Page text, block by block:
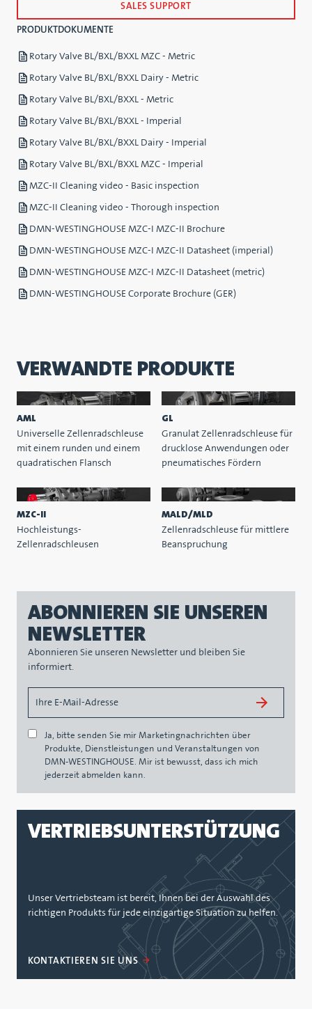
SALES SUPPORT
PRODUKTDOKUMENTE
Rotary Valve BL/BXL/BXXL MZC - Metric
Rotary Valve BL/BXL/BXXL Dairy - Metric
Rotary Valve BL/BXL/BXXL - Metric
Rotary Valve BL/BXL/BXXL - Imperial
Rotary Valve BL/BXL/BXXL Dairy - Imperial
Rotary Valve BL/BXL/BXXL MZC - Imperial
MZC-II Cleaning video - Basic inspection
MZC-II Cleaning video - Thorough inspection
DMN-WESTINGHOUSE MZC-I MZC-II Brochure
DMN-WESTINGHOUSE MZC-I MZC-II Datasheet (imperial)
DMN-WESTINGHOUSE MZC-I MZC-II Datasheet (metric)
DMN-WESTINGHOUSE Corporate Brochure (GER)
VERWANDTE PRODUKTE
AML
Universelle Zellenradschleuse
mit einem runden und einem
quadratischen Flansch
GL
Granulat Zellenradschleuse für
drucklose Anwendungen oder
pneumatisches Fördern
MZC-II
Hochleistungs-
Zellenradschleusen
MALD/MLD
Zellenradschleuse für mittlere
Beanspruchung
ABONNIEREN SIE UNSEREN
NEWSLETTER
Abonnieren Sie unseren Newsletter und bleiben Sie
informiert.
Ja, bitte senden Sie mir Marketingnachrichten über
Produkte, Dienstleistungen und Veranstaltungen von
DMN-WESTINGHOUSE. Mir ist bewusst, dass ich mich
jederzeit abmelden kann.
VERTRIEBSUNTERSTÜTZUNG
Unser Vertriebsteam ist bereit, Ihnen bei der Auswahl des
richtigen Produkts für jede einzigartige Situation zu helfen.
KONTAKTIEREN SIE UNS